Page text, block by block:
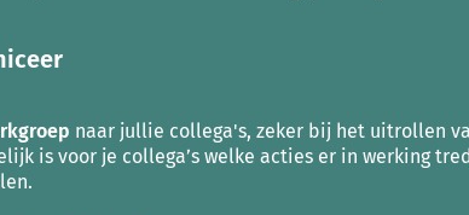
naar jullie collega's, zeker bij het uitrollen
is voor je collega’s welke acties er in werking